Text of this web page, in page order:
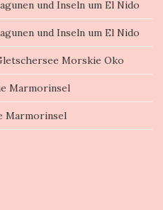
und Inseln um El Nido
und Inseln um El Nido
Morskie Oko
Marmorinsel
Marmorinsel